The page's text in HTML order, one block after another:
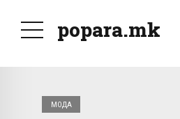
popara.mk
МОДА